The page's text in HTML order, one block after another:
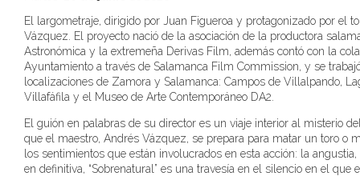
El largometraje, dirigido por Juan Figueroa y protagonizado por el
Vázquez. El proyecto nació de la asociación de la productora
Astronómica y la extremeña Derivas Film, además contó con la
Ayuntamiento a través de Salamanca Film Commission, y se
localizaciones de Zamora y Salamanca: Campos de Villalpando,
Villafáfila y el Museo de Arte Contemporáneo DA2.
El guión en palabras de su director es un viaje interior al misterio
que el maestro, Andrés Vázquez, se prepara para matar un toro o
los sentimientos que están involucrados en esta acción: la
en definitiva, “Sobrenatural” es una travesía en el silencio en el que